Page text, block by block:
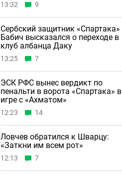
13:32 9
Сербский защитник «Спартака»
Бабич высказался о переходе в
клуб албанца Даку
13:25 7
ЭСК РФС вынес вердикт по
пенальти в ворота «Спартака» в
игре с «Ахматом»
12:23 14
Ловчев обратился к Шварцу:
«Заткни им всем рот»
12:13 7